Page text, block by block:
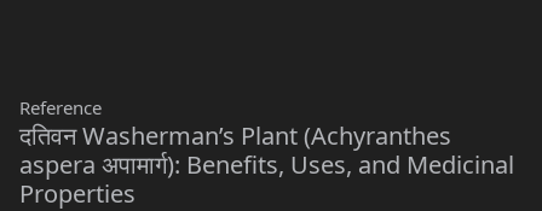
Reference
दतिवन Washerman’s Plant (Achyranthes
aspera अपामार्ग): Benefits, Uses, and Medicinal
Properties